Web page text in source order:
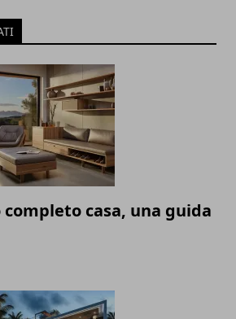
casa, una guida